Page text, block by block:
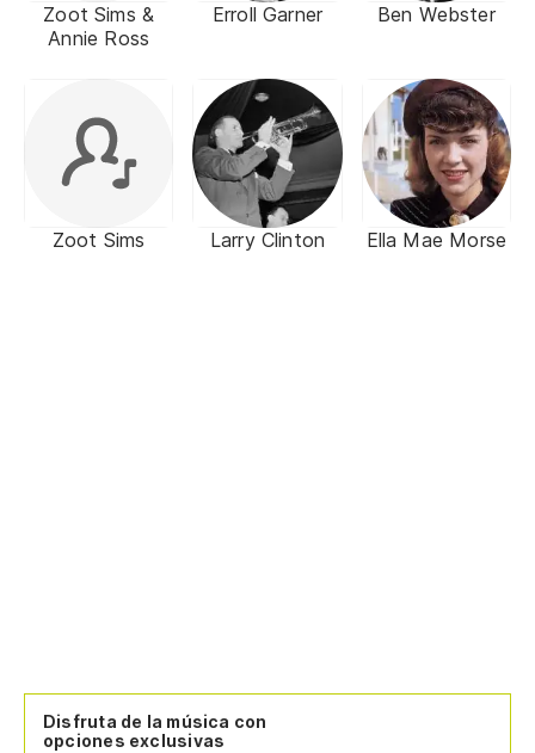
Zoot Sims &
Annie Ross
Erroll Garner Ben Webster
Zoot Sims Larry Clinton Ella Mae Morse
Disfruta de la música con
opciones exclusivas